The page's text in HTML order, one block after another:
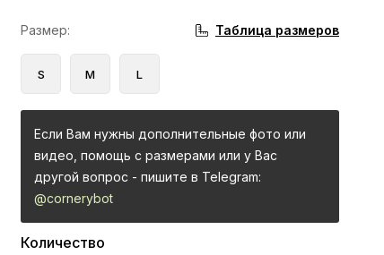
Размер: Таблица размеров
S M L
Если Вам нужны дополнительные фото или
видео, помощь с размерами или у Вас
другой вопрос - пишите в Telegram:
@cornerybot
Количество